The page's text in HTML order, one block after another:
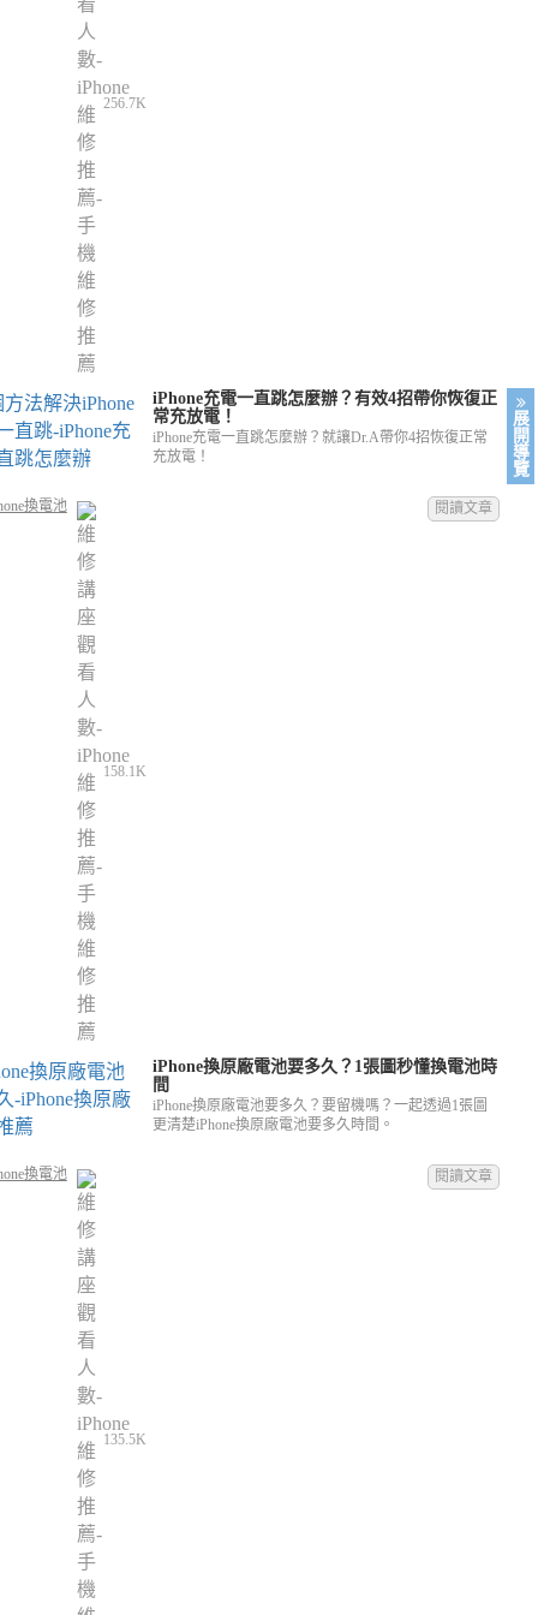
256.7K
iPhone充電一直跳怎麼辦？有效4招帶你恢復正
常充放電！
iPhone充電一直跳怎麼辦？就讓Dr.A帶你4招恢復正常
充放電！
換電池
158.1K
閱讀文章
iPhone換原廠電池要多久？1張圖秒懂換電池時
間
iPhone換原廠電池要多久？要留機嗎？一起透過1張圖
更清楚iPhone換原廠電池要多久時間。
換電池
135.5K
閱讀文章
展
開
導
覽